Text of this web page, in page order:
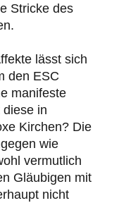
Stricke des
lässt sich
den ESC
manifeste
in
Kirchen? Die
wie
vermutlich
Gläubigen mit
nicht